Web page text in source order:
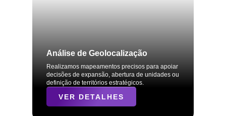
Análise de Geolocalização
Realizamos mapeamentos precisos para apoiar
decisões de expansão, abertura de unidades ou
definição de territórios estratégicos.
VER DETALHES